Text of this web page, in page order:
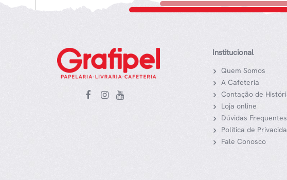
Institucional
Quem Somos
A Cafeteria
Contação de
Loja online
Dúvidas Frequentes
Política de
Fale Conosco